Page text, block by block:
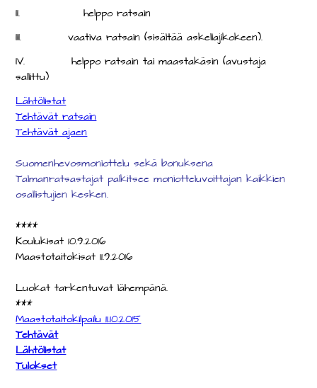
II.
helppo ratsain
III.
vaativa ratsain (sisältää askellajikokeen).
IV.
helppo ratsain tai maastakäsin (avustaja
sallittu)
Lähtölistat
Tehtävät ratsain
Tehtävät ajaen
Suomenhevosmoniottelu sekä bonuksena
Talmanratsastajat palkitsee moniotteluvoittajan kaikkien
osallistujien kesken.
****
Koulukisat 10.9.2016
Maastotaitokisat 11.9.2016
Luokat tarkentuvat lähempänä.
***
Maastotaitokilpailu 11.10.2015
Tehtävät
Lähtölistat
Tulokset